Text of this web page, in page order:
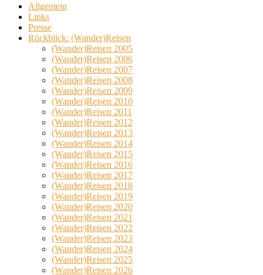
Allgemein
Links
Presse
Rückblick: (Wander)Reisen
(Wander)Reisen 2005
(Wander)Reisen 2006
(Wander)Reisen 2007
(Wander)Reisen 2008
(Wander)Reisen 2009
(Wander)Reisen 2010
(Wander)Reisen 2011
(Wander)Reisen 2012
(Wander)Reisen 2013
(Wander)Reisen 2014
(Wander)Reisen 2015
(Wander)Reisen 2016
(Wander)Reisen 2017
(Wander)Reisen 2018
(Wander)Reisen 2019
(Wander)Reisen 2020
(Wander)Reisen 2021
(Wander)Reisen 2022
(Wander)Reisen 2023
(Wander)Reisen 2024
(Wander)Reisen 2025
(Wander)Reisen 2026